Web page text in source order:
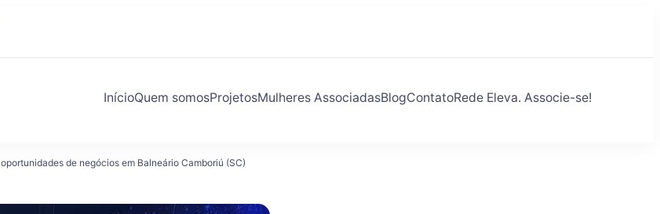
InícioQuem somosProjetosMulheres AssociadasBlogContatoRede Eleva. Associe-se!
de negócios em Balneário Camboriú (SC)